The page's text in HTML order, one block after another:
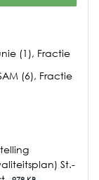
(1), Fractie
(6), Fractie
St.-